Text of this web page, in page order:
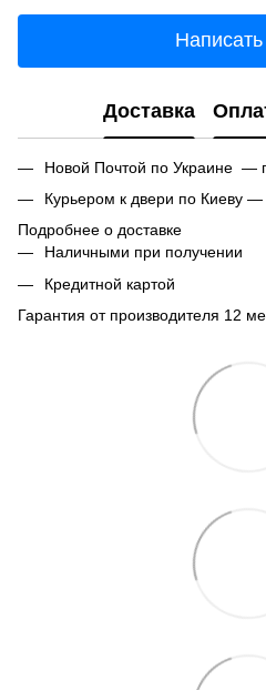
Доставка
Новой Почтой по Украине —
Курьером к двери по Киеву —
Подробнее о доставке
Наличными при получении
Кредитной картой
Гарантия от производителя 12